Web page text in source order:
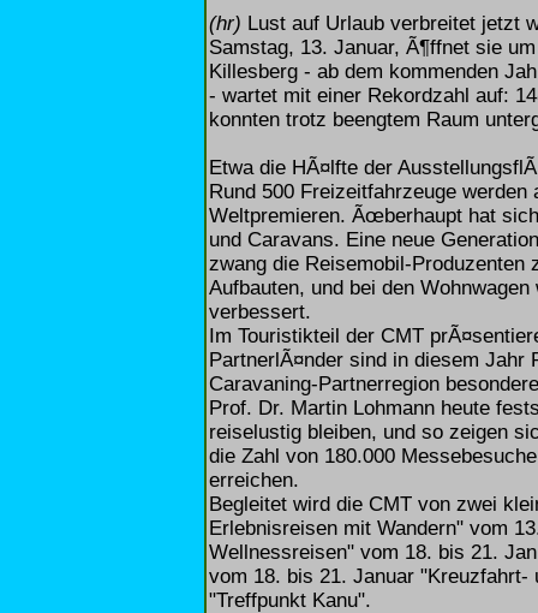
(hr) Lust auf Urlaub verbreitet jetzt
Samstag, 13. Januar, Ã¶ffnet sie
Killesberg - ab dem kommenden
- wartet mit einer Rekordzahl auf:
konnten trotz beengtem Raum
Etwa die HÃ¤lfte der
Rund 500 Freizeitfahrzeuge
Weltpremieren. Ãœberhaupt hat
und Caravans. Eine neue
zwang die Reisemobil-Produzenten
Aufbauten, und bei den
verbessert.
Im Touristikteil der CMT
PartnerlÃ¤nder sind in diesem Jahr
Caravaning-Partnerregion
Prof. Dr. Martin Lohmann heute
reiselustig bleiben, und so zeigen
die Zahl von 180.000
erreichen.
Begleitet wird die CMT von zwei
Erlebnisreisen mit Wandern" vom
Wellnessreisen" vom 18. bis 21.
vom 18. bis 21. Januar
"Treffpunkt Kanu".